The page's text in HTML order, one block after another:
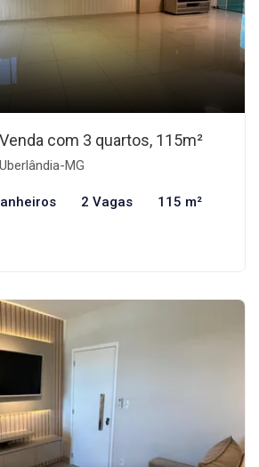
com 3 quartos, 115m²
MG
2 Vagas 115 m²